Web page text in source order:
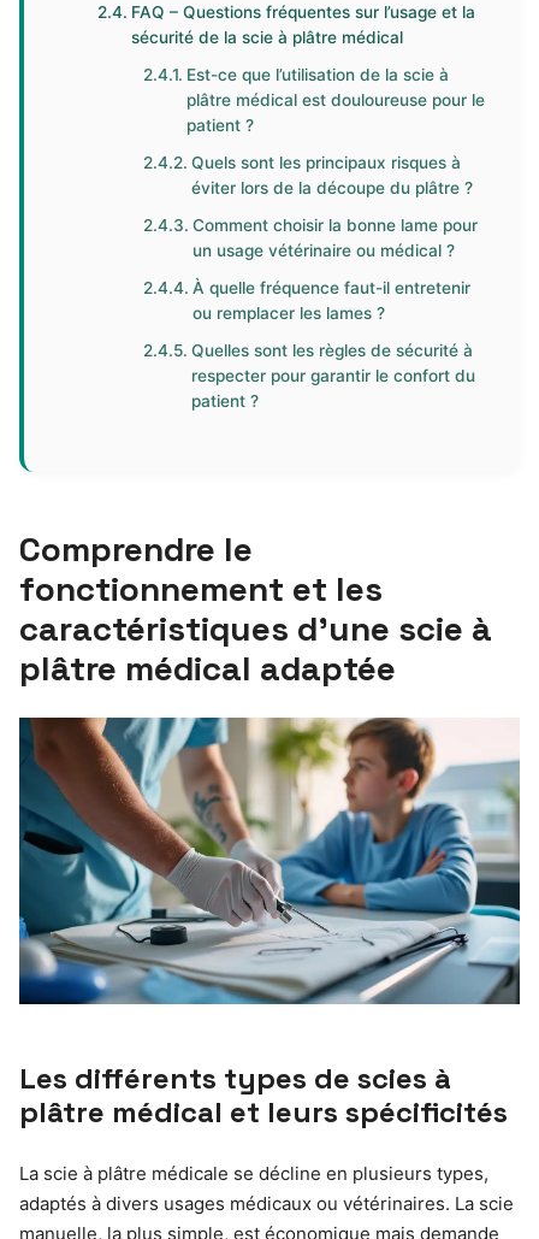
FAQ – Questions fréquentes sur l’usage et la
sécurité de la scie à plâtre médical
Est-ce que l’utilisation de la scie à
plâtre médical est douloureuse pour le
patient ?
Quels sont les principaux risques à
éviter lors de la découpe du plâtre ?
Comment choisir la bonne lame pour
un usage vétérinaire ou médical ?
À quelle fréquence faut-il entretenir
ou remplacer les lames ?
Quelles sont les règles de sécurité à
respecter pour garantir le confort du
patient ?
Comprendre le
fonctionnement et les
caractéristiques d’une scie à
plâtre médical adaptée
Les différents types de scies à
plâtre médical et leurs spécificités
La scie à plâtre médicale se décline en plusieurs types,
adaptés à divers usages médicaux ou vétérinaires. La scie
manuelle, la plus simple, est économique mais demande